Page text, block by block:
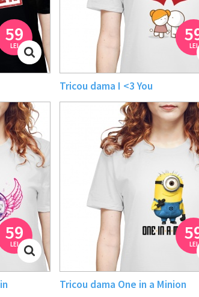
59
LEI
Tricou dama I <3 You
LEI
59
LEI
Tricou dama One in a Minion
LEI